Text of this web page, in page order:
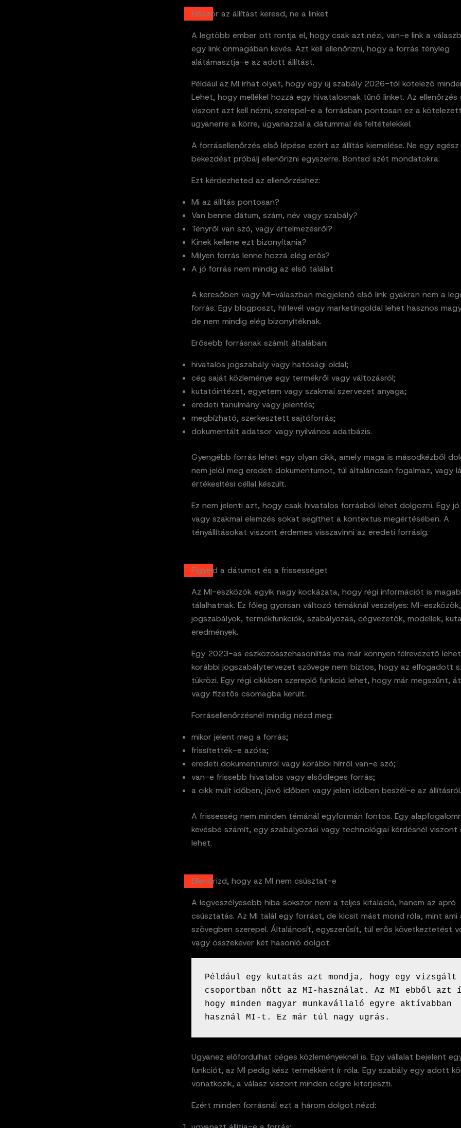
Először az állítást keresd, ne a linket
A legtöbb ember ott rontja el, hogy csak azt nézi, van-e link a
egy link önmagában kevés. Azt kell ellenőrizni, hogy a forrás tényleg
alátámasztja-e az adott állítást.
Például az MI írhat olyat, hogy egy új szabály 2026-tól kötelező
Lehet, hogy mellékel hozzá egy hivatalosnak tűnő linket. Az ellenőrzés
viszont azt kell nézni, szerepel-e a forrásban pontosan ez a
ugyanerre a körre, ugyanazzal a dátummal és feltételekkel.
A forrásellenőrzés első lépése ezért az állítás kiemelése. Ne egy egész
bekezdést próbálj ellenőrizni egyszerre. Bontsd szét mondatokra.
Ezt kérdezheted az ellenőrzéshez:
Mi az állítás pontosan?
Van benne dátum, szám, név vagy szabály?
Tényről van szó, vagy értelmezésről?
Kinek kellene ezt bizonyítania?
Milyen forrás lenne hozzá elég erős?
A jó forrás nem mindig az első találat
A keresőben vagy MI-válaszban megjelenő első link gyakran nem a
forrás. Egy blogposzt, hírlevél vagy marketingoldal lehet hasznos
de nem mindig elég bizonyítéknak.
Erősebb forrásnak számít általában:
hivatalos jogszabály vagy hatósági oldal;
cég saját közleménye egy termékről vagy változásról;
kutatóintézet, egyetem vagy szakmai szervezet anyaga;
eredeti tanulmány vagy jelentés;
megbízható, szerkesztett sajtóforrás;
dokumentált adatsor vagy nyilvános adatbázis.
Gyengébb forrás lehet egy olyan cikk, amely maga is másodkézből
nem jelöl meg eredeti dokumentumot, túl általánosan fogalmaz, vagy
értékesítési céllal készült.
Ez nem jelenti azt, hogy csak hivatalos forrásból lehet dolgozni. Egy jó
vagy szakmai elemzés sokat segíthet a kontextus megértésében. A
tényállításokat viszont érdemes visszavinni az eredeti forrásig.
Figyeld a dátumot és a frissességet
Az MI-eszközök egyik nagy kockázata, hogy régi információt is
tálalhatnak. Ez főleg gyorsan változó témáknál veszélyes: MI-
jogszabályok, termékfunkciók, szabályozás, cégvezetők, modellek,
eredmények.
Egy 2023-as eszközösszehasonlítás ma már könnyen félrevezető
korábbi jogszabálytervezet szövege nem biztos, hogy az elfogadott
tükrözi. Egy régi cikkben szereplő funkció lehet, hogy már megszűnt,
vagy fizetős csomagba került.
Forrásellenőrzésnél mindig nézd meg:
mikor jelent meg a forrás;
frissítették-e azóta;
eredeti dokumentumról vagy korábbi hírről van-e szó;
van-e frissebb hivatalos vagy elsődleges forrás;
a cikk múlt időben, jövő időben vagy jelen időben beszél-e az állításról.
A frissesség nem minden témánál egyformán fontos. Egy
kevésbé számít, egy szabályozási vagy technológiai kérdésnél
lehet.
Ellenőrizd, hogy az MI nem csúsztat-e
A legveszélyesebb hiba sokszor nem a teljes kitaláció, hanem az apró
csúsztatás. Az MI talál egy forrást, de kicsit mást mond róla, mint ami
szövegben szerepel. Általánosít, egyszerűsít, túl erős következtetést
vagy összekever két hasonló dolgot.
Például egy kutatás azt mondja, hogy egy vizsgált
csoportban nőtt az MI-használat. Az MI ebből azt
hogy minden magyar munkavállaló egyre aktívabban
használ MI-t. Ez már túl nagy ugrás.
Ugyanez előfordulhat céges közleményeknél is. Egy vállalat bejelent
funkciót, az MI pedig kész termékként ír róla. Egy szabály egy adott
vonatkozik, a válasz viszont minden cégre kiterjeszti.
Ezért minden forrásnál ezt a három dolgot nézd: